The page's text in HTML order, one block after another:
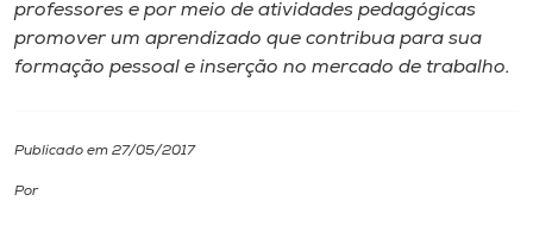
Internacionalização
professores e por meio de atividades pedagógicas
promover um aprendizado que contribua para sua
formação pessoal e inserção no mercado de trabalho.
Publicado em 27/05/2017
Por